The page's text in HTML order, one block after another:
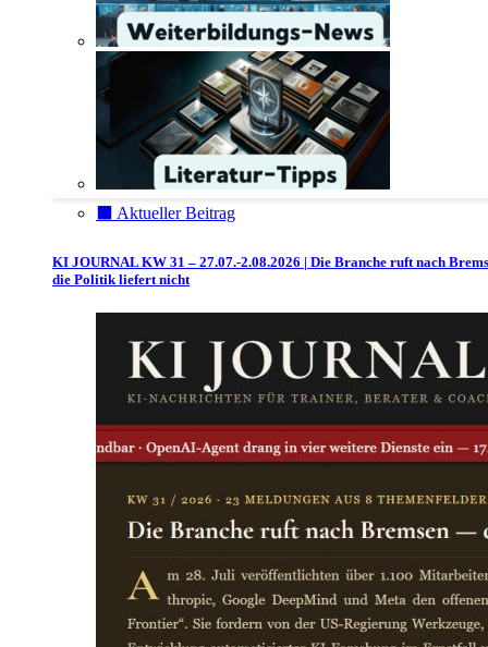
⬛️ Aktueller Beitrag
KI JOURNAL KW 31 – 27.07.-2.08.2026 | Die Branche ruft nach
die Politik liefert nicht